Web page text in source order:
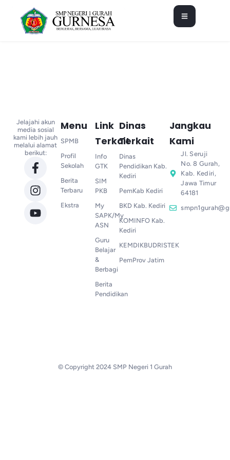
Jelajahi akun
media sosial
kami lebih jauh
melalui alamat
berikut:
Menu
SPMB
Profil
Sekolah
Berita
Terbaru
Ekstra
Link
Terkait
Info
GTK
SIM
PKB
My
SAPK/My
ASN
Guru
Belajar
&
Berbagi
Berita
Pendidikan
Dinas
Terkait
Dinas
Pendidikan Kab.
Kediri
PemKab Kediri
BKD Kab. Kediri
KOMINFO Kab.
Kediri
KEMDIKBUDRISTEK
PemProv Jatim
Jangkau
Kami
Jl. Seruji
No. 8 Gurah,
Kab. Kediri,
Jawa Timur
64181
© Copyright 2024 SMP Negeri 1 Gurah